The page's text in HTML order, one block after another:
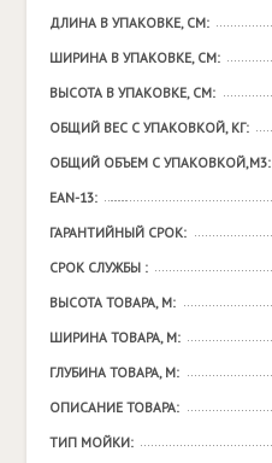
ДЛИНА В УПАКОВКЕ, СМ:
ШИРИНА В УПАКОВКЕ, СМ:
ВЫСОТА В УПАКОВКЕ, СМ:
ОБЩИЙ ВЕС С УПАКОВКОЙ, КГ:
ОБЩИЙ ОБЪЕМ С УПАКОВКОЙ,М3:
EAN-13:
ГАРАНТИЙНЫЙ СРОК:
СРОК СЛУЖБЫ :
ВЫСОТА ТОВАРА, М:
ШИРИНА ТОВАРА, М:
ГЛУБИНА ТОВАРА, М:
ОПИСАНИЕ ТОВАРА:
ТИП МОЙКИ: